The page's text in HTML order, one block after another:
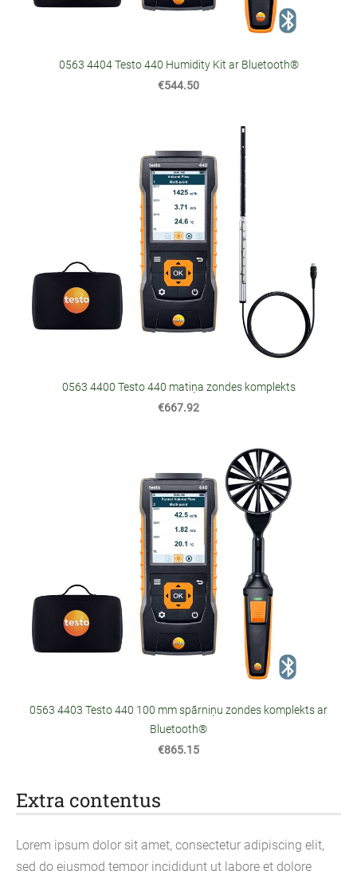
Extra contentus
Lorem ipsum dolor sit amet, consectetur adipiscing elit,
sed do eiusmod tempor incididunt ut labore et dolore
0563 4404 Testo 440 Humidity Kit ar Bluetooth®
€544.50
0563 4400 Testo 440 matiņa zondes komplekts
€667.92
0563 4403 Testo 440 100 mm spārniņu zondes komplekts ar
Bluetooth®
€865.15